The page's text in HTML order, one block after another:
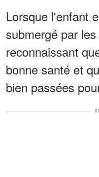
Lorsque l'enfant
submergé par
reconnaissant
bonne santé et
bien passées